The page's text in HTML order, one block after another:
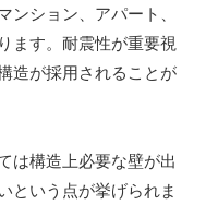
ンション、アパート、
ます。耐震性が重要視
造が採用されることが
は構造上必要な壁が出
という点が挙げられま